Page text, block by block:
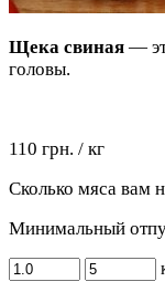
Щека свиная —
головы.
110 грн. / кг
Сколько мяса вам
Минимальный